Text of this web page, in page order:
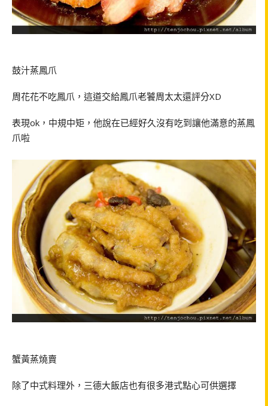
鼓汁蒸鳳爪
周花花不吃鳳爪，這道交給鳳爪老饕周太太還評分XD
表現ok ，中規中矩，他說在已經好久沒有吃到讓他滿意的蒸鳳
爪啦
蟹黃蒸燒賣
除了中式料理外，三德大飯店也有很多港式點心可供選擇